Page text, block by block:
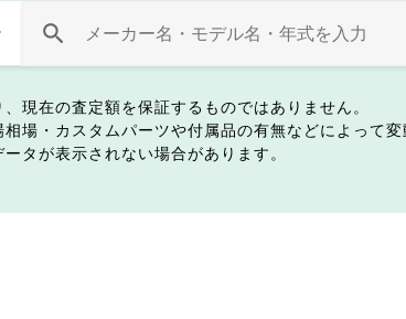
現在の査定額を保証するものではありません。
場・カスタムパーツや付属品の有無などによって変
タが表示されない場合があります。